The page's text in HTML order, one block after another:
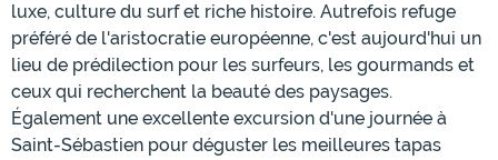
luxe, culture du surf et riche histoire. Autrefois refuge
préféré de l'aristocratie européenne, c'est aujourd'hui un
lieu de prédilection pour les surfeurs, les gourmands et
ceux qui recherchent la beauté des paysages.
Également une excellente excursion d'une journée à
Saint-Sébastien pour déguster les meilleures tapas